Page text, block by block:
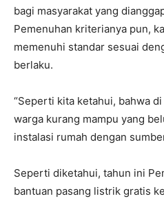
bagi masyarakat yang
Pemenuhan kriterianya pun,
memenuhi standar sesuai
berlaku.
“Seperti kita ketahui, bahwa
warga kurang mampu yang
instalasi rumah dengan
Seperti diketahui, tahun ini
bantuan pasang listrik gratis